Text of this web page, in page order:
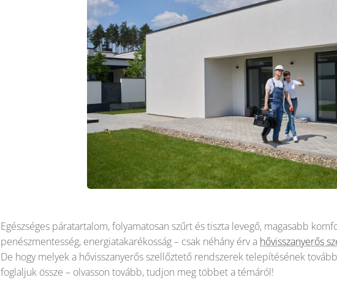
Egészséges páratartalom, folyamatosan szűrt és tiszta levegő, magasabb
penészmentesség, energiatakarékosság – csak néhány érv a hővisszanyerős
De hogy melyek a hővisszanyerős szellőztető rendszerek telepítésének
foglaljuk össze – olvasson tovább, tudjon meg többet a témáról!